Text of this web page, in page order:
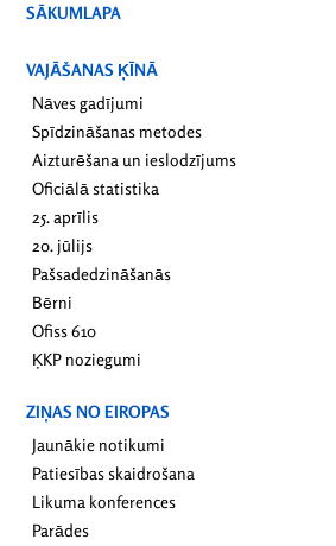
SĀKUMLAPA
VAJĀŠANAS ĶĪNĀ
Nāves gadījumi
Spīdzināšanas metodes
Aizturēšana un ieslodzījums
Oficiālā statistika
25. aprīlis
20. jūlijs
Pašsadedzināšanās
Bērni
Ofiss 610
ĶKP noziegumi
ZIŅAS NO EIROPAS
Jaunākie notikumi
Patiesības skaidrošana
Likuma konferences
Parādes